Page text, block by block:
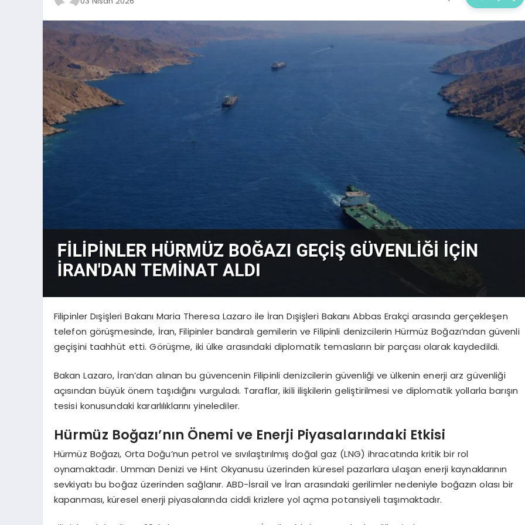
Filipinler Dışişleri Bakanı Maria Theresa Lazaro ile İran Dışişleri Bakanı Abbas Erakçi arasında gerçekleşen
telefon görüşmesinde, İran, Filipinler bandıralı gemilerin ve Filipinli denizcilerin Hürmüz Boğazı’ndan güvenli
geçişini taahhüt etti. Görüşme, iki ülke arasındaki diplomatik temasların bir parçası olarak kaydedildi.
Bakan Lazaro, İran’dan alınan bu güvencenin Filipinli denizcilerin güvenliği ve ülkenin enerji arz güvenliği
açısından büyük önem taşıdığını vurguladı. Taraflar, ikili ilişkilerin geliştirilmesi ve diplomatik yollarla barışın
tesisi konusundaki kararlılıklarını yinelediler.
Hürmüz Boğazı’nın Önemi ve Enerji Piyasalarındaki Etkisi
Hürmüz Boğazı, Orta Doğu’nun petrol ve sıvılaştırılmış doğal gaz (LNG) ihracatında kritik bir rol
oynamaktadır. Umman Denizi ve Hint Okyanusu üzerinden küresel pazarlara ulaşan enerji kaynaklarının
sevkiyatı bu boğaz üzerinden sağlanır. ABD-İsrail ve İran arasındaki gerilimler nedeniyle boğazın olası bir
kapanması, küresel enerji piyasalarında ciddi krizlere yol açma potansiyeli taşımaktadır.